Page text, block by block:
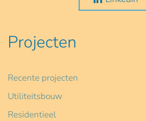
Projecten
Recente projecten
Utiliteitsbouw
Residentieel